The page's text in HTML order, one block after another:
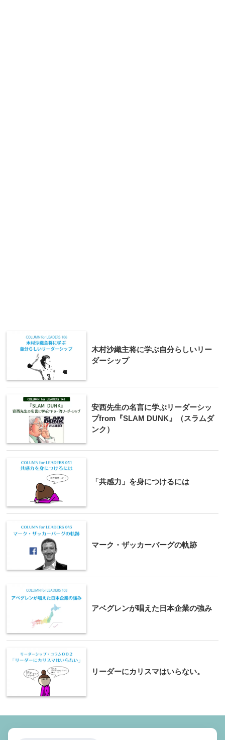
木村沙織主将に学ぶ自分らしいリー
ダーシップ
安西先生の名言に学ぶリーダーシッ
プfrom『SLAM DUNK』（スラムダ
ンク）
「共感力」を身につけるには
マーク・ザッカーバーグの軌跡
アベグレンが唱えた日本企業の強み
リーダーにカリスマはいらない。